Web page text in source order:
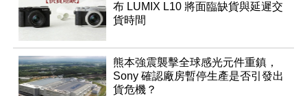
布 LUMIX L10 將面臨缺貨與延遲交
貨時間
熊本強震襲擊全球感光元件重鎮，
Sony 確認廠房暫停生產是否引發出
貨危機？